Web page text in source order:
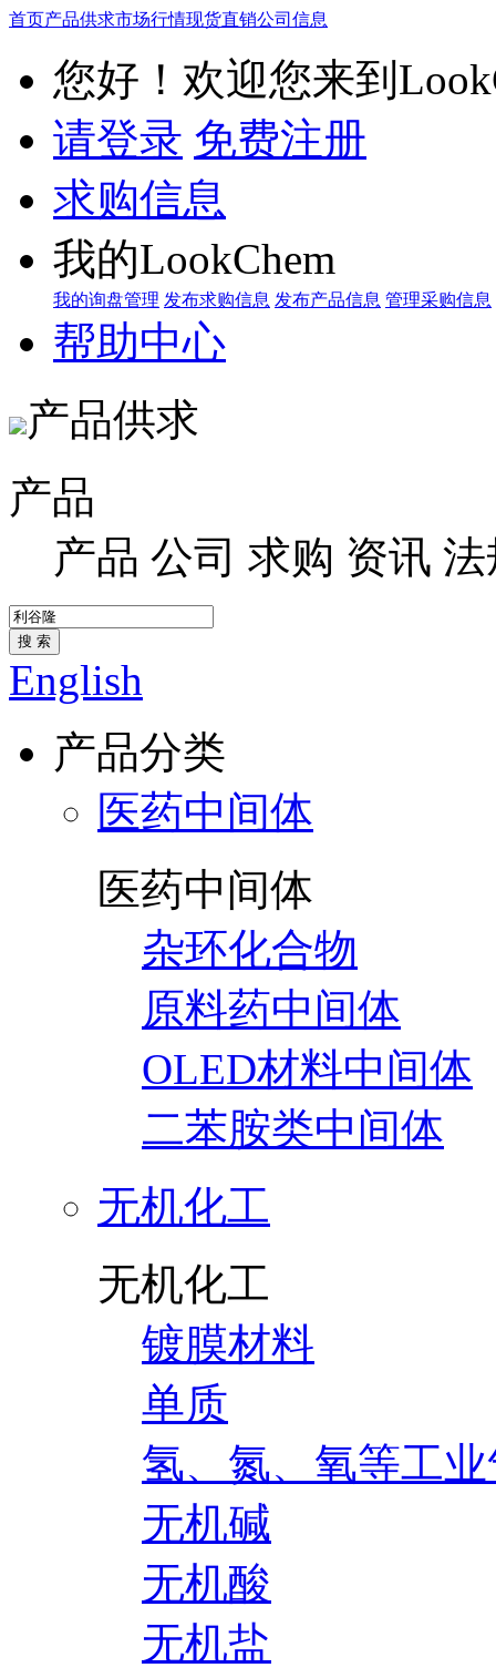
首页产品供求市场行情现货直销公司信息
您好！欢迎您来到
请登录 免费注册
求购信息
我的LookChem
我的询盘管理 发布求购信息 发布产品信息 管理采购信息
帮助中心
产品供求
产品
产品 公司 求购 资讯 法
搜 索
English
产品分类
医药中间体
医药中间体
杂环化合物
原料药中间体
OLED材料中间体
二苯胺类中间体
无机化工
无机化工
镀膜材料
单质
氢、氮、氧等工
无机碱
无机酸
无机盐